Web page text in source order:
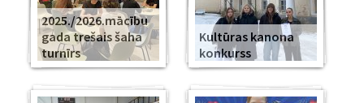
2025./2026.mācību
gada trešais šaha
turnīrs
Kultūras kanona
konkurss